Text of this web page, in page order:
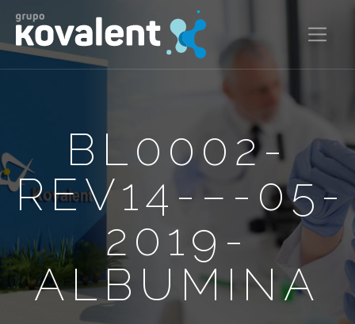
BL0002-
REV14-–-05-
2019-
ALBUMINA